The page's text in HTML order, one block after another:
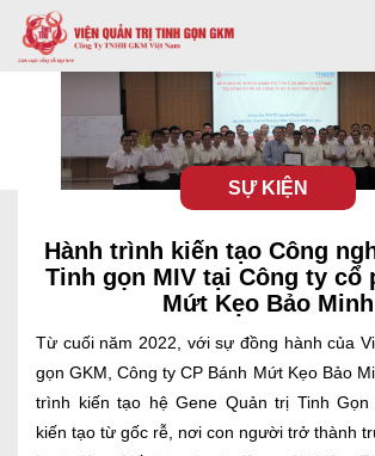
SỰ KIỆN
Hành trình kiến tạo Công
Tinh gọn MIV tại Công ty cổ
Mứt Kẹo Bảo Minh
Từ cuối năm 2022, với sự đồng hành của
gọn GKM, Công ty CP Bánh Mứt Kẹo Bảo
trình kiến tạo hệ Gene Quản trị Tinh Gọn
kiến tạo từ gốc rễ, nơi con người trở thành